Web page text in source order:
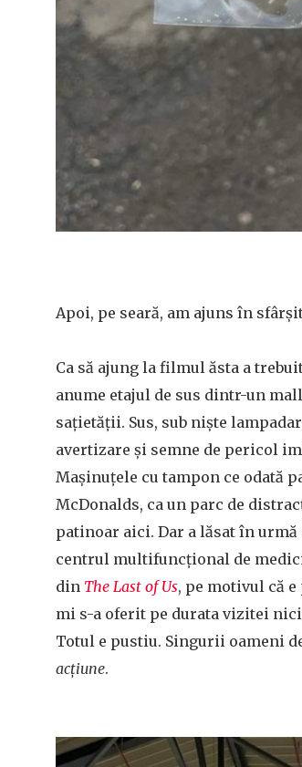
Apoi, pe seară, am ajuns în
Ca să ajung la filmul ăsta a
anume etajul de sus dintr-un
sațietății. Sus, sub niște
avertizare și semne de pericol
Mașinuțele cu tampon ce odată
McDonalds, ca un parc de
patinoar aici. Dar a lăsat în
centrul multifuncțional de
din The Last of Us, pe motivul că
mi s-a oferit pe durata vizitei
Totul e pustiu. Singurii oameni
acțiune.